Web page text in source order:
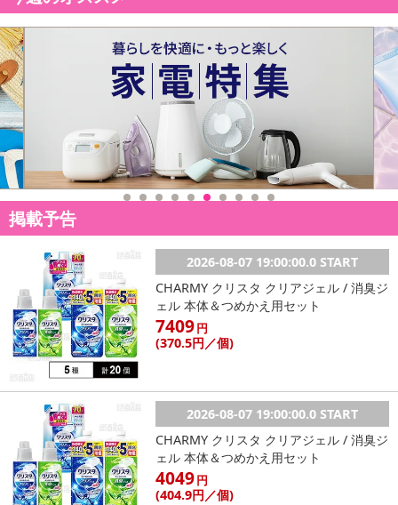
掲載予告
2026-08-07 19:00:00.0 START
CHARMY クリスタ クリアジェル / 消臭ジ
ェル 本体＆つめかえ用セット
7409円
(370.5円／個)
2026-08-07 19:00:00.0 START
CHARMY クリスタ クリアジェル / 消臭ジ
ェル 本体＆つめかえ用セット
4049円
(404.9円／個)